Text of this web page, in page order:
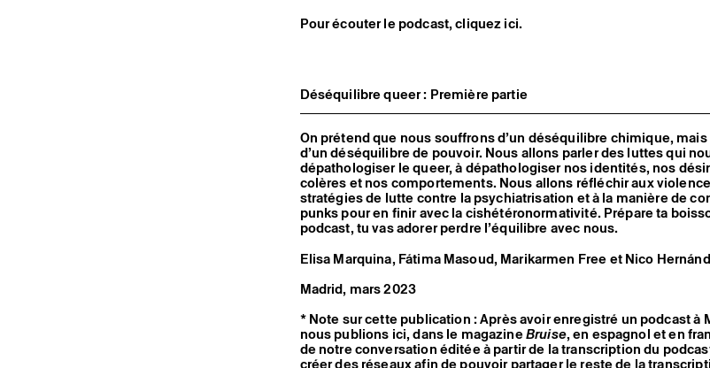
Pour écouter le podcast, cliquez ici.
Déséquilibre queer : Première partie
On prétend que nous souffrons d’un déséquilibre chimique, mais
d’un déséquilibre de pouvoir. Nous allons parler des luttes qui
dépathologiser le queer, à dépathologiser nos identités, nos
colères et nos comportements. Nous allons réfléchir aux
stratégies de lutte contre la psychiatrisation et à la manière de
punks pour en finir avec la cishétéronormativité. Prépare ta
podcast, tu vas adorer perdre l’équilibre avec nous.
Elisa Marquina, Fátima Masoud, Marikarmen Free et Nico
Madrid, mars 2023
* Note sur cette publication : Après avoir enregistré un podcast à
nous publions ici, dans le magazineBruise, en espagnol et en
de notre conversation éditée à partir de la transcription du
créer des réseaux afin de pouvoir partager le reste de la